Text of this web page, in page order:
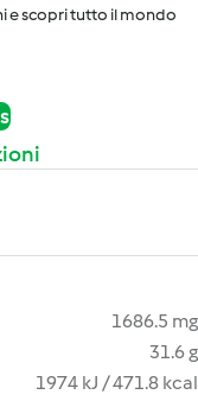
e scopri tutto il mondo
1686.5 mg
31.6 g
1974 kJ / 471.8 kcal